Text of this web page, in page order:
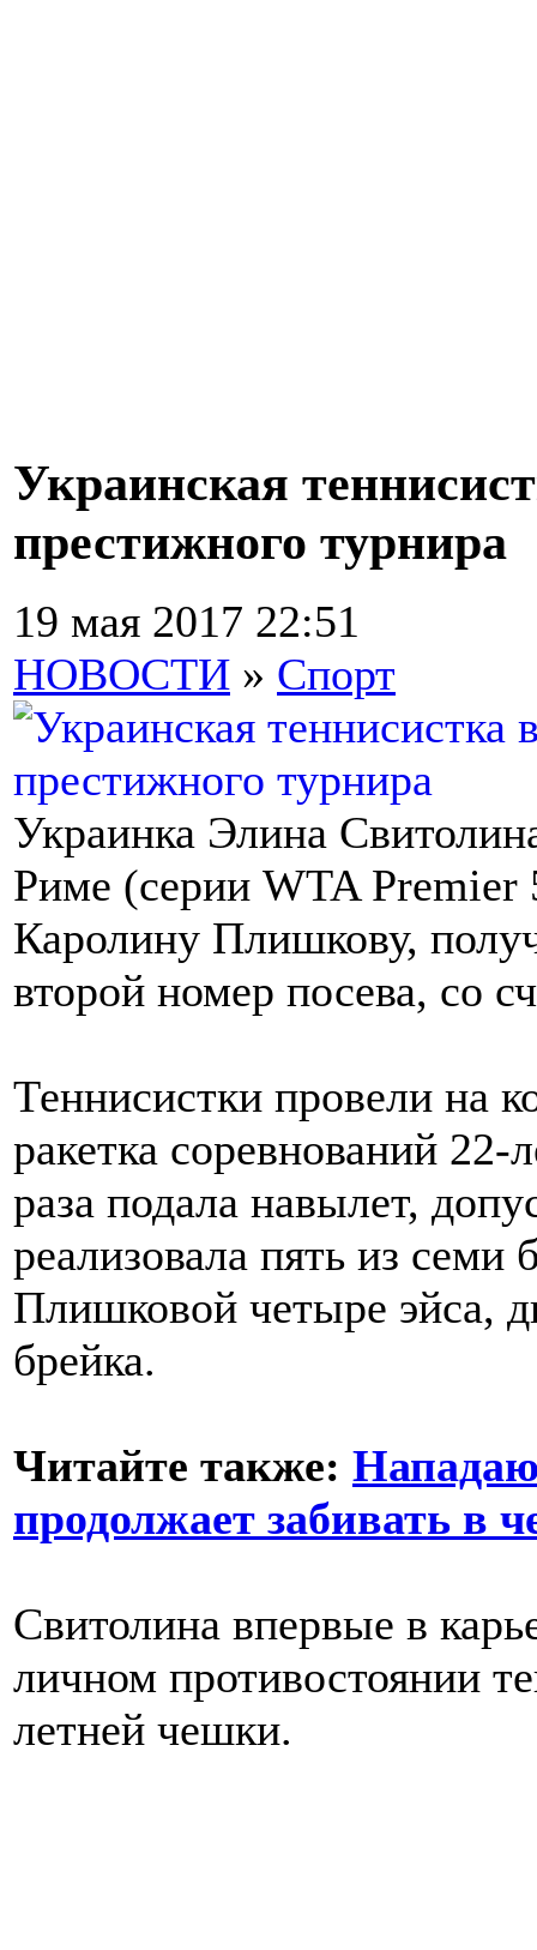
Украинская
престижного турнира
19 мая 2017 22:51
НОВОСТИ » Спорт
Украинка Элина
Риме (серии WTA Premier
Каролину Плишкову,
второй номер посева, со
Теннисистки провели на
ракетка соревнований
раза подала навылет,
реализовала пять из семи
Плишковой четыре эйса,
брейка.
Читайте также:
продолжает забивать в
Свитолина впервые в
личном противостоянии
летней чешки.